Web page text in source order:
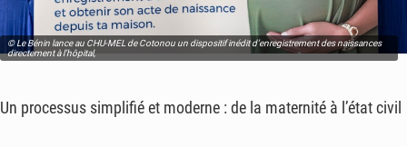
© Le Bénin lance au CHU-MEL de Cotonou un dispositif inédit d’enregistrement des naissances
directement à l’hôpital,
Un processus simplifié et moderne : de la maternité à l’état civil